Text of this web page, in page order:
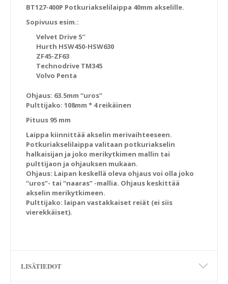
BT127-400P Potkuriakselilaippa 40mm akselille.
Sopivuus esim.:
Velvet Drive 5″
Hurth HSW450-HSW630
ZF45-ZF63
Technodrive TM345
Volvo Penta
Ohjaus: 63.5mm “uros”
Pulttijako: 108mm * 4 reikäinen
Pituus 95 mm
Laippa kiinnittää akselin merivaihteeseen.
Potkuriakselilaippa valitaan potkuriakselin
halkaisijan ja joko merikytkimen mallin tai
pulttijaon ja ohjauksen mukaan.
Ohjaus: Laipan keskellä oleva ohjaus voi olla joko
“uros”- tai “naaras” -mallia. Ohjaus keskittää
akselin merikytkimeen.
Pulttijako: laipan vastakkaiset reiät (ei siis
vierekkäiset).
LISÄTIEDOT